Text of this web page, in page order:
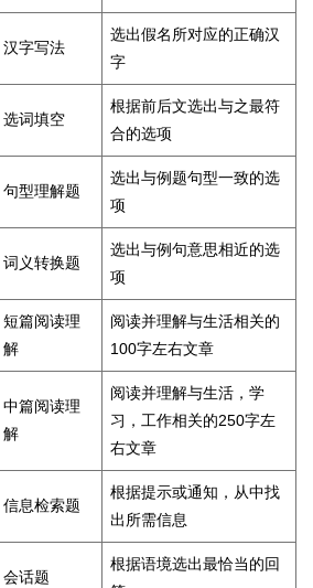
汉字写法
选出假名所对应的正确汉
字
选词填空
根据前后文选出与之最符
合的选项
句型理解题
选出与例题句型一致的选
项
词义转换题
选出与例句意思相近的选
项
短篇阅读理
解
阅读并理解与生活相关的
100字左右文章
中篇阅读理
解
阅读并理解与生活，学
习，工作相关的250字左
右文章
信息检索题
根据提示或通知，从中找
出所需信息
会话题
根据语境选出最恰当的回